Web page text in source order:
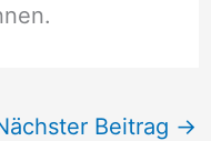
Beitrag →